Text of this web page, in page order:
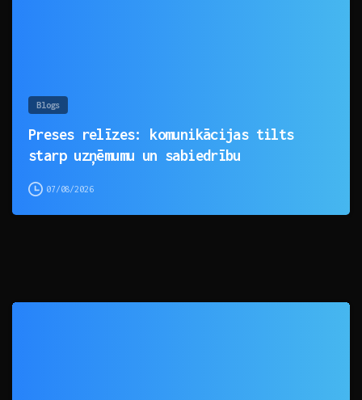
Blogs
Preses relīzes: komunikācijas tilts
starp uzņēmumu un sabiedrību
07/08/2026